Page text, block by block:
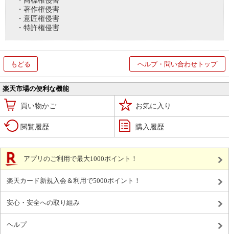
・著作権侵害
・意匠権侵害
・特許権侵害
もどる ヘルプ・問い合わせトップ
楽天市場の便利な機能
買い物かご お気に入り
閲覧履歴 購入履歴
アプリのご利用で最大1000ポイント！
楽天カード新規入会＆利用で5000ポイント！
安心・安全への取り組み
ヘルプ